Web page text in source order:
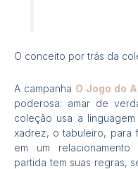
O conceito por trás da
A campanha O Jogo do
poderosa: amar de
coleção usa a
xadrez, o tabuleiro, para
em um relacionamento
partida tem suas regras,